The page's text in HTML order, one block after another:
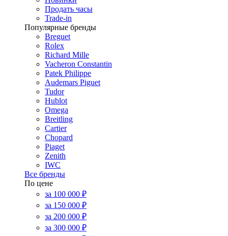
Продать часы
Trade-in
Популярные бренды
Breguet
Rolex
Richard Mille
Vacheron Constantin
Patek Philippe
Audemars Piguet
Tudor
Hublot
Omega
Breitling
Cartier
Chopard
Piaget
Zenith
IWC
Все бренды
По цене
за 100 000 ₽
за 150 000 ₽
за 200 000 ₽
за 300 000 ₽